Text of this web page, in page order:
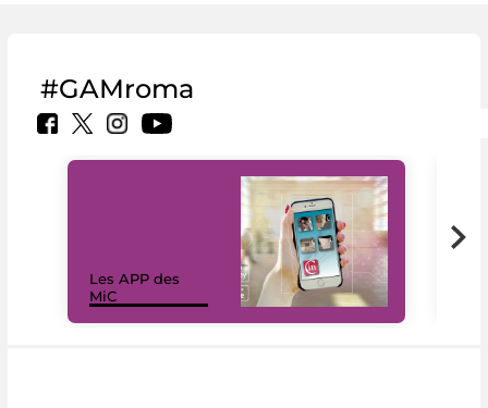
#GAMroma
Les APP des
MiC